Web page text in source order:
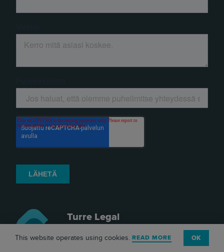
This website operates using cookies. READ MORE OK
Turre Legal
00120 Helsinki